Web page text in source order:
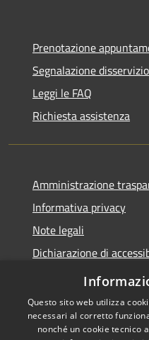
Prenotazione
Segnalazione disservizio
Leggi le FAQ
Richiesta assistenza
Amministrazione
Informativa privacy
Note legali
Dichiarazione di
Privacy e protezione
Questo sito web utilizza
necessari al corretto
nonché un cookie tecnico